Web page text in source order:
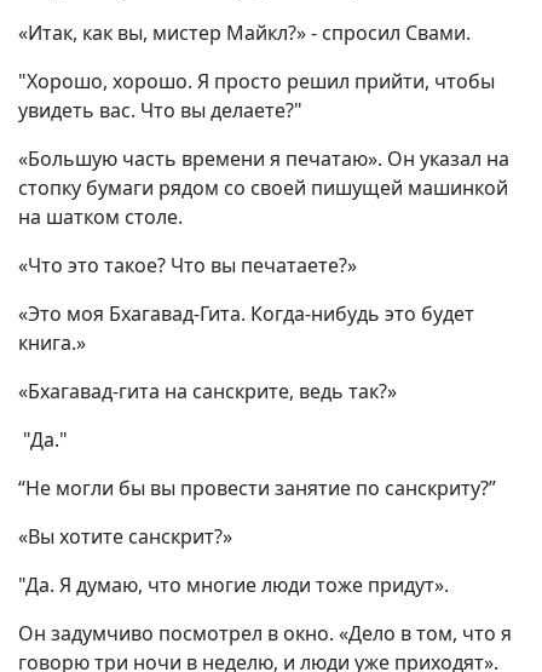
«Итак, как вы, мистер Майкл?» - спросил Свами.
"Хорошо, хорошо. Я просто решил прийти, чтобы
увидеть вас. Что вы делаете?"
«Большую часть времени я печатаю». Он указал на
стопку бумаги рядом со своей пишущей машинкой
на шатком столе.
«Что это такое? Что вы печатаете?»
«Это моя Бхагавад-Гита. Когда-нибудь это будет
книга.»
«Бхагавад-гита на санскрите, ведь так?»
"Да."
“Не могли бы вы провести занятие по санскриту?”
«Вы хотите санскрит?»
"Да. Я думаю, что многие люди тоже придут».
Он задумчиво посмотрел в окно. «Дело в том, что я
говорю три ночи в неделю, и люди уже приходят».